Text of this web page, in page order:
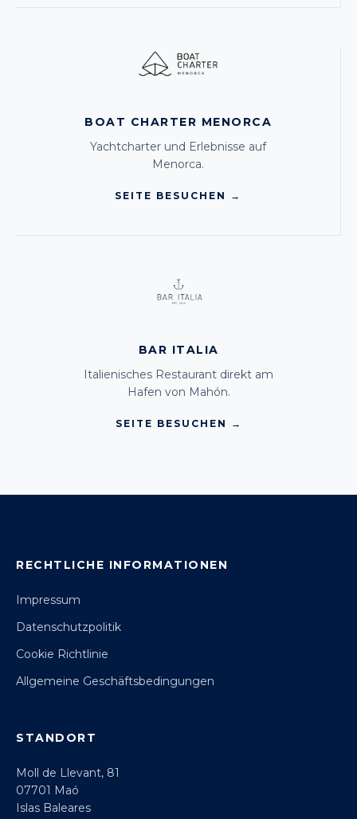
BOAT CHARTER MENORCA
Yachtcharter und Erlebnisse auf
Menorca.
SEITE BESUCHEN →
BAR ITALIA
Italienisches Restaurant direkt am
Hafen von Mahón.
SEITE BESUCHEN →
RECHTLICHE INFORMATIONEN
Impressum
Datenschutzpolitik
Cookie Richtlinie
Allgemeine Geschäftsbedingungen
STANDORT
Moll de Llevant, 81
07701 Maó
Islas Baleares